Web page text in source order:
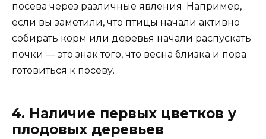
посева через различные явления. Например,
если вы заметили, что птицы начали активно
собирать корм или деревья начали распускать
почки — это знак того, что весна близка и пора
готовиться к посеву.
4. Наличие первых цветков у
плодовых деревьев